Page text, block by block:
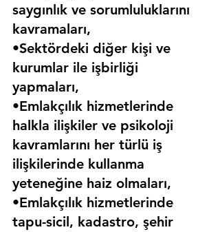
saygınlık ve sorumluluklarını
kavramaları,
•Sektördeki diğer kişi ve
kurumlar ile işbirliği
yapmaları,
•Emlakçılık hizmetlerinde
halkla ilişkiler ve psikoloji
kavramlarını her türlü iş
ilişkilerinde kullanma
yeteneğine haiz olmaları,
•Emlakçılık hizmetlerinde
tapu-sicil, kadastro, şehir